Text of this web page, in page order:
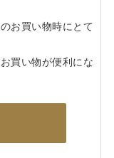
お買い物時にとて
買い物が便利にな